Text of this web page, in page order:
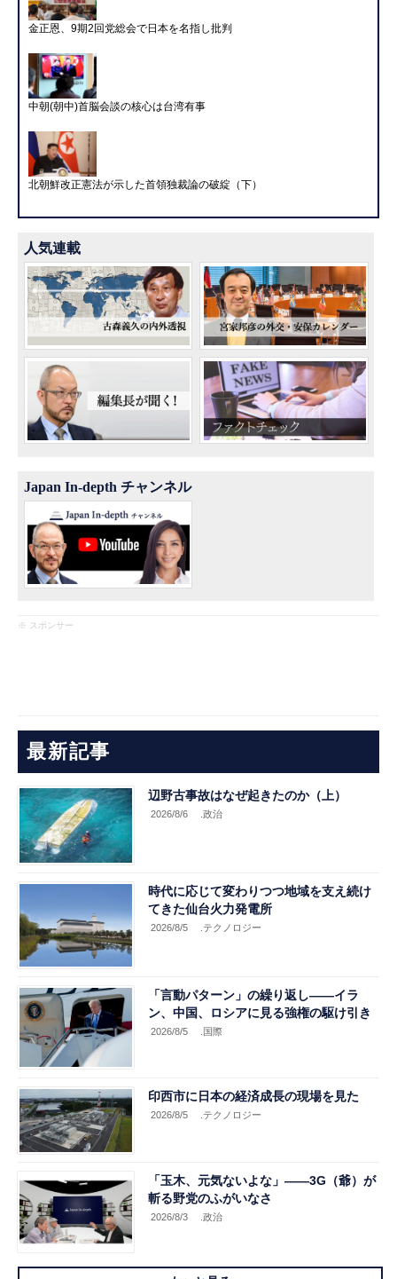
金正恩、9期2回党総会で日本を名指し批判
中朝(朝中)首脳会談の核心は台湾有事
北朝鮮改正憲法が示した首領独裁論の破綻（下）
人気連載
Japan In-depth チャンネル
※ スポンサー
最新記事
辺野古事故はなぜ起きたのか（上）
2026/8/6 .政治
時代に応じて変わりつつ地域を支え続け
てきた仙台火力発電所
2026/8/5 .テクノロジー
「言動パターン」の繰り返し――イラ
ン、中国、ロシアに見る強権の駆け引き
2026/8/5 .国際
印西市に日本の経済成長の現場を見た
2026/8/5 .テクノロジー
「玉木、元気ないよな」――3G（爺）が
斬る野党のふがいなさ
2026/8/3 .政治